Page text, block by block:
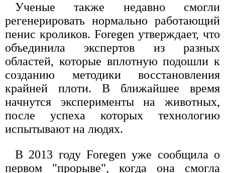
Ученые также недавно смогли
регенерировать нормально работающий
пенис кроликов. Foregen утверждает, что
объединила экспертов из разных
областей, которые вплотную подошли к
созданию методики восстановления
крайней плоти. В ближайшее время
начнутся эксперименты на животных,
после успеха которых технологию
испытывают на людях.
В 2013 году Foregen уже сообщила о
первом "прорыве", когда она смогла